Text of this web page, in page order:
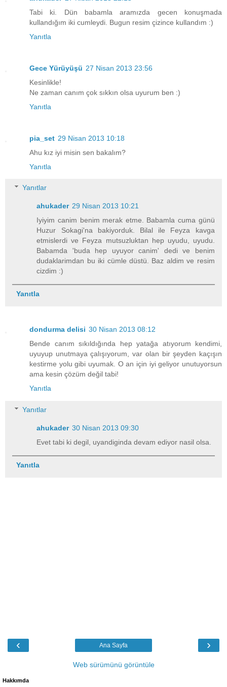
Tabi ki. Dün babamla aramızda gecen konuşmada
kullandığım iki cumleydi. Bugun resim çizince kullandım :)
Yanıtla
Gece Yürüyüşü 27 Nisan 2013 23:56
Kesinlikle!
Ne zaman canım çok sıkkın olsa uyurum ben :)
Yanıtla
pia_set 29 Nisan 2013 10:18
Ahu kız iyi misin sen bakalım?
Yanıtla
Yanıtlar
ahukader 29 Nisan 2013 10:21
Iyiyim canim benim merak etme. Babamla cuma günü
Huzur Sokagi'na bakiyorduk. Bilal ile Feyza kavga
etmislerdi ve Feyza mutsuzluktan hep uyudu, uyudu.
Babamda 'buda hep uyuyor canim' dedi ve benim
dudaklarimdan bu iki cümle düstü. Baz aldim ve resim
cizdim :)
Yanıtla
dondurma delisi 30 Nisan 2013 08:12
Bende canım sıkıldığında hep yatağa atıyorum kendimi,
uyuyup unutmaya çalışıyorum, var olan bir şeyden kaçışın
kestirme yolu gibi uyumak. O an için iyi geliyor unutuyorsun
ama kesin çözüm değil tabi!
Yanıtla
Yanıtlar
ahukader 30 Nisan 2013 09:30
Evet tabi ki degil, uyandiginda devam ediyor nasil olsa.
Yanıtla
‹ ›
Ana Sayfa
Web sürümünü görüntüle
Hakkımda